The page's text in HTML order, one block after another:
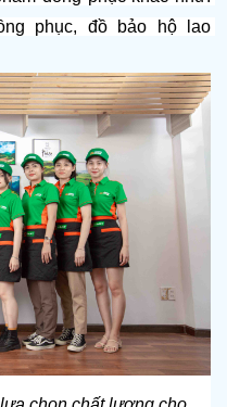
phục, đồ bảo hộ lao